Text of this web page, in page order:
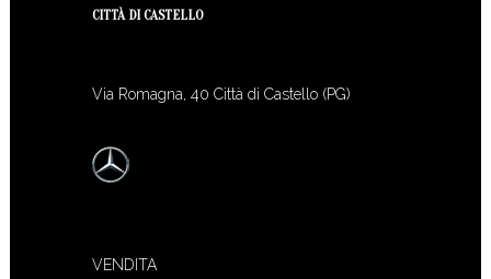
CITTÀ DI CASTELLO
Via Romagna, 40 Città di Castello (PG)
VENDITA